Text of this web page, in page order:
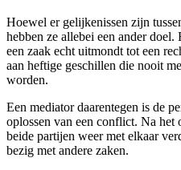
Hoewel er gelijkenissen zijn
hebben ze allebei een ander
een zaak echt uitmondt tot een
aan heftige geschillen die nooit
worden.
Een mediator daarentegen is de
oplossen van een conflict. Na het
beide partijen weer met elkaar
bezig met andere zaken.